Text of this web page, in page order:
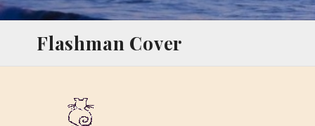
Flashman Cover